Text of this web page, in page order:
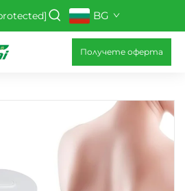
BG
Получете оферта